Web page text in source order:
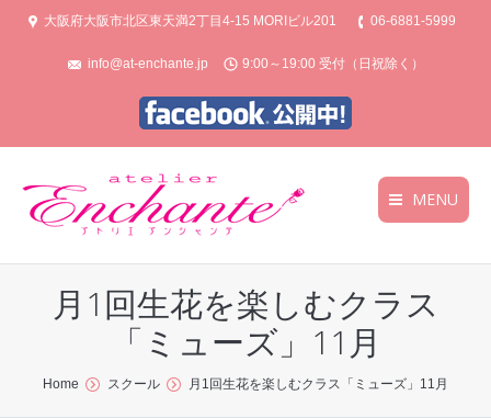
大阪府大阪市北区東天満2丁目4‐15 MORIビル201 06-6881-5999
info@at-enchante.jp 9:00～19:00 受付（日祝除く）
MENU
コース案内
スケジュール
トップ
コース案内
スケジュール
月1回生花を楽しむクラス
「ミューズ」11月
You are here:
Home スクール 月1回生花を楽しむクラス「ミューズ」11月